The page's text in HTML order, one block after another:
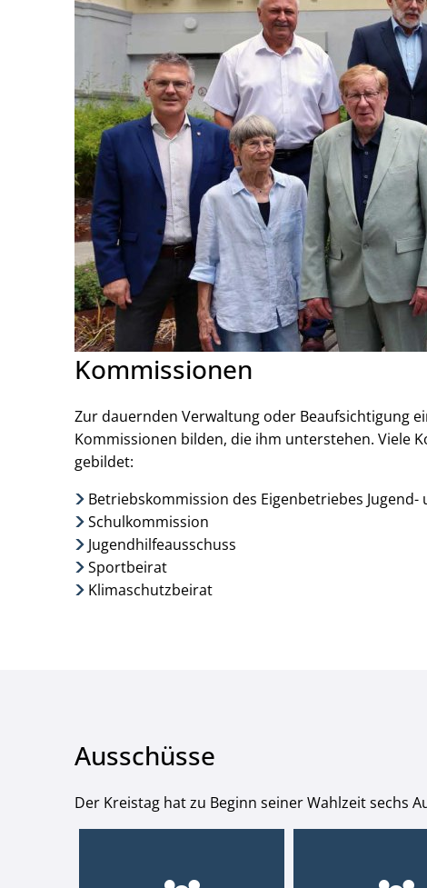
Kommissionen
Zur dauernden Verwaltung oder Beaufsichtigung
Kommissionen bilden, die ihm unterstehen. Viele
gebildet:
Betriebskommission des Eigenbetriebes
Schulkommission
Jugendhilfeausschuss
Sportbeirat
Klimaschutzbeirat
Ausschüsse
Der Kreistag hat zu Beginn seiner Wahlzeit sechs